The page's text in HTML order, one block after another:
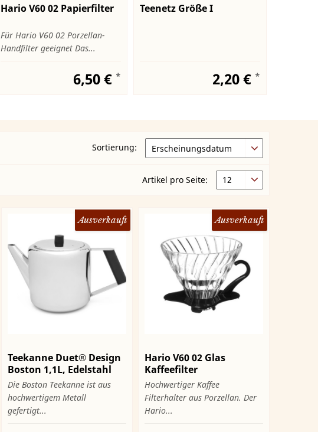
Hario V60 02 Papierfilter
Für Hario V60 02 Porzellan-
Handfilter geeignet Das...
6,50 € *
Teenetz Größe I
2,20 € *
Sortierung:
Artikel pro Seite:
Ausverkauft
Teekanne Duet® Design
Boston 1,1L, Edelstahl
Die Boston Teekanne ist aus
hochwertigem Metall
gefertigt...
Ausverkauft
Hario V60 02 Glas
Kaffeefilter
Hochwertiger Kaffee
Filterhalter aus Porzellan. Der
Hario...